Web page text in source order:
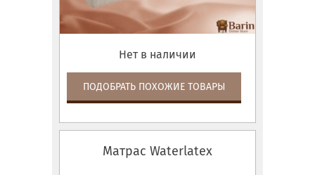
Нет в наличии
ПОДОБРАТЬ ПОХОЖИЕ ТОВАРЫ
Матрас Waterlatex